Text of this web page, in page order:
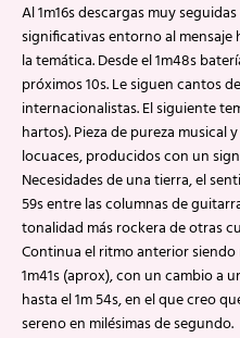
Al 1m16s descargas muy
significativas entorno al mensaje
la temática. Desde el 1m48s
próximos 10s. Le siguen cantos
internacionalistas. El siguiente
hartos). Pieza de pureza musical
locuaces, producidos con un
Necesidades de una tierra, el
59s entre las columnas de
tonalidad más rockera de otras
Continua el ritmo anterior siendo
1m41s (aprox), con un cambio a
hasta el 1m 54s, en el que creo
sereno en milésimas de segundo.